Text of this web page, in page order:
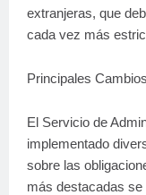
extranjeras, que
cada vez más
Principales
El Servicio de
implementado
sobre las
más destacadas se